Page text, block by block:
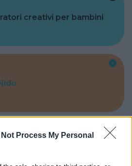
Not Process My Personal
creativi per bambini